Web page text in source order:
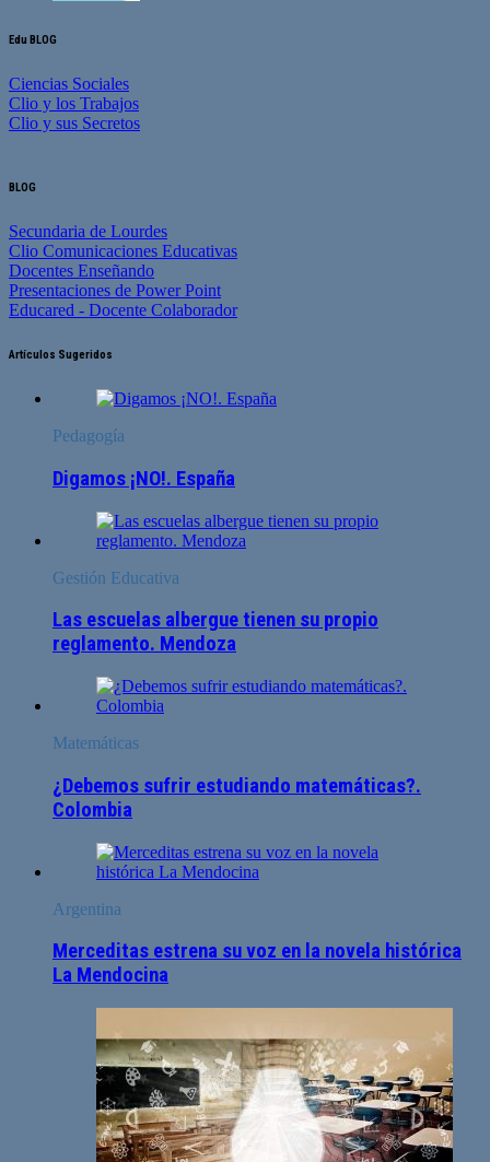
Edu BLOG
Ciencias Sociales
Clio y los Trabajos
Clio y sus Secretos
BLOG
Secundaria de Lourdes
Clio Comunicaciones Educativas
Docentes Enseñando
Presentaciones de Power Point
Educared - Docente Colaborador
Artículos Sugeridos
Pedagogía
Digamos ¡NO!. España
Gestión Educativa
Las escuelas albergue tienen su propio
reglamento. Mendoza
Matemáticas
¿Debemos sufrir estudiando matemáticas?.
Colombia
Argentina
Merceditas estrena su voz en la novela histórica
La Mendocina